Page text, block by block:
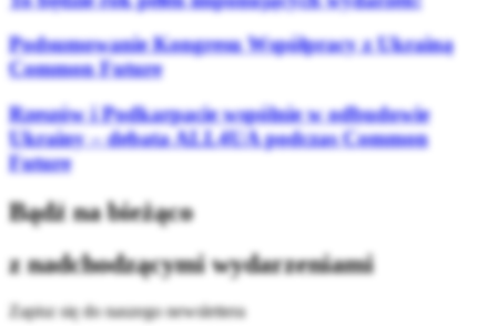
Podsumowanie Kongresu Współpracy z Ukrainą
Common Future
Rzeszów i Podkarpacie wspólnie w odbudowie
Ukrainy – debata ALL4UA podczas Common
Future
Bądź na bieżąco
z nadchodzącymi wydarzeniami
Zapisz się do naszego newslettera